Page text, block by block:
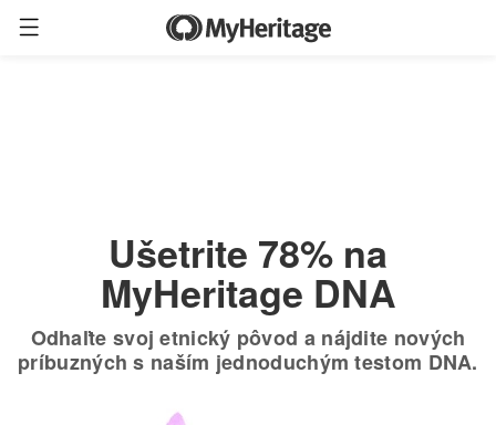
Len
+ bezplatné
Objednať teraz
Ušetrite 78% na
MyHeritage DNA
Odhaľte svoj etnický pôvod a nájdite nových
príbuzných s naším jednoduchým testom DNA.